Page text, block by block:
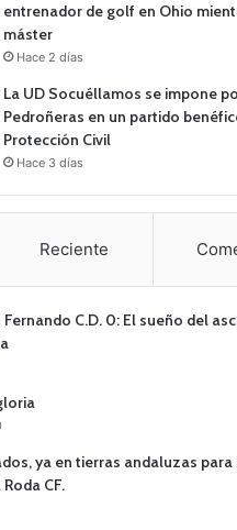
entrenador de golf en Ohio
máster
Hace 2 días
La UD Socuéllamos se impone
Pedroñeras en un partido
Protección Civil
Hace 3 días
Reciente
Fernando C.D. 0: El sueño del
ya en tierras andaluzas para
CF.